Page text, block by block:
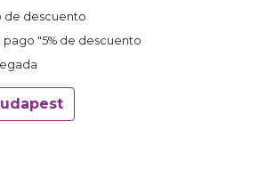
de descuento
pago "5% de descuento